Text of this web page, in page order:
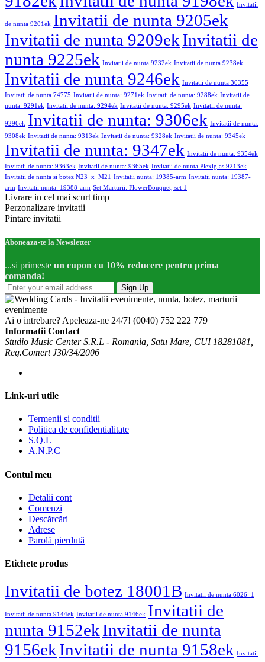
Invitatii
de nunta 9201ek Invitatii de nunta 9205ek
Invitatii de nunta 9209ekInvitatii de
nunta 9225ek Invitatii de nunta 9232ek Invitatii de nunta 9238ek
Invitatii de nunta 9246ek Invitatii de nunta 30355
Invitatii de nunta 74775 Invitatii de nunta: 9271ek Invitatii de nunta: 9288ek Invitatii de
nunta: 9291ek Invitatii de nunta: 9294ek Invitatii de nunta: 9295ek Invitatii de nunta:
9296ek Invitatii de nunta: 9306ek Invitatii de nunta:
9308ek Invitatii de nunta: 9313ek Invitatii de nunta: 9328ek Invitatii de nunta: 9345ek
Invitatii de nunta: 9347ek Invitatii de nunta: 9354ek
Invitatii de nunta: 9363ek Invitatii de nunta: 9365ek Invitatii de nunta Plexiglas 9213ek
Invitatii de nunta si botez N23_x_M21 Invitatii nunta: 19385-arm Invitatii nunta: 19387-
arm Invitatii nunta: 19388-arm Set Marturii: FlowerBouquet, set 1
Livrare in cel mai scurt timp
Perzonalizare invitatii
Pintare invitatii
Aboneaza-te la Newsletter
...si primeste un cupon cu 10% reducere pentru prima
comanda!
Sign Up
Ai o intrebare? Apeleaza-ne 24/7! (0040) 752 222 779
Informatii Contact
Studio Music Center S.R.L - Romania, Satu Mare, CUI 18281081,
Reg.Comert J30/34/2006
Link-uri utile
Termenii si conditii
Politica de confidentialitate
S.Q.L
A.N.P.C
Contul meu
Detalii cont
Comenzi
Descărcări
Adrese
Parolă pierdută
Etichete produs
Invitatii de botez 18001B Invitatii de nunta 6026_1
Invitatii de nunta 9144ek Invitatii de nunta 9146ek Invitatii de
nunta 9152ekInvitatii de nunta
9156ekInvitatii de nunta 9158ek Invitatii